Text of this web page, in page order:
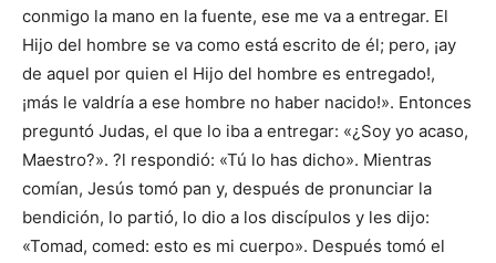
conmigo la mano en la fuente, ese me va a entregar. El
Hijo del hombre se va como está escrito de él; pero, ¡ay
de aquel por quien el Hijo del hombre es entregado!,
¡más le valdría a ese hombre no haber nacido!». Entonces
preguntó Judas, el que lo iba a entregar: «¿Soy yo acaso,
Maestro?». ?l respondió: «Tú lo has dicho». Mientras
comían, Jesús tomó pan y, después de pronunciar la
bendición, lo partió, lo dio a los discípulos y les dijo:
«Tomad, comed: esto es mi cuerpo». Después tomó el